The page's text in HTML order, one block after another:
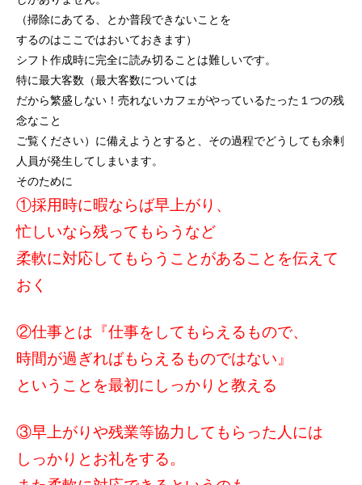
（掃除にあてる、とか普段できないことを
するのはここではおいておきます）
シフト作成時に完全に読み切ることは難しいです。
特に最大客数（最大客数については
だから繁盛しない！売れないカフェがやっているたった１つの残
念なこと
ご覧ください）に備えようとすると、その過程でどうしても余剰
人員が発生してしまいます。
そのために
①採用時に暇ならば早上がり、
忙しいなら残ってもらうなど
柔軟に対応してもらうことがあることを伝えて
おく
②仕事とは『仕事をしてもらえるもので、
時間が過ぎればもらえるものではない』
ということを最初にしっかりと教える
③早上がりや残業等協力してもらった人には
しっかりとお礼をする。